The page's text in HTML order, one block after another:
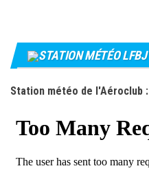
STATION MÉTÉO LFBJ
Station météo de l'Aéroclub :